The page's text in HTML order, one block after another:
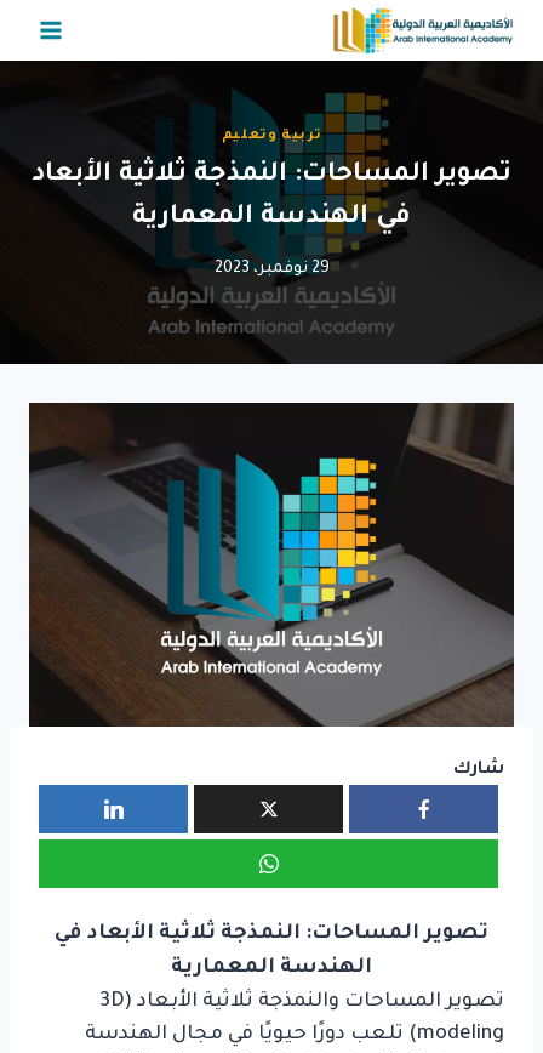
التجاوز
تربية وتعليم
تصوير المساحات: النمذجة ثلاثية الأبعاد
في الهندسة المعمارية
29 نوفمبر، 2023
شارك
تصوير المساحات: النمذجة ثلاثية الأبعاد في
الهندسة المعمارية
تصوير المساحات والنمذجة ثلاثية الأبعاد (3D
modeling) تلعب دورًا حيويًا في مجال الهندسة